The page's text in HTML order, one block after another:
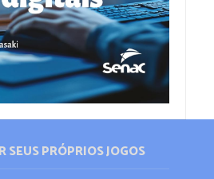
SEUS PRÓPRIOS JOGOS